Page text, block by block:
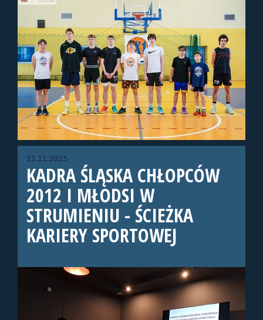
11.11.2025
KADRA ŚLĄSKA CHŁOPCÓW
2012 I MŁODSI W
STRUMIENIU - ŚCIEŻKA
KARIERY SPORTOWEJ